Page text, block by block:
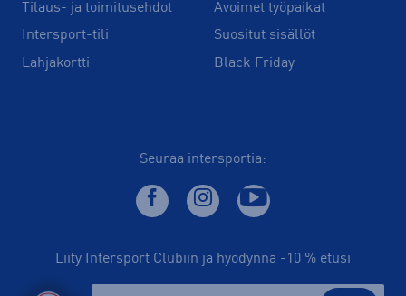
Tilaus- ja toimitusehdot
Intersport-tili
Lahjakortti
Avoimet työpaikat
Suositut sisällöt
Black Friday
Seuraa intersportia:
Liity Intersport Clubiin ja hyödynnä -10 % etusi